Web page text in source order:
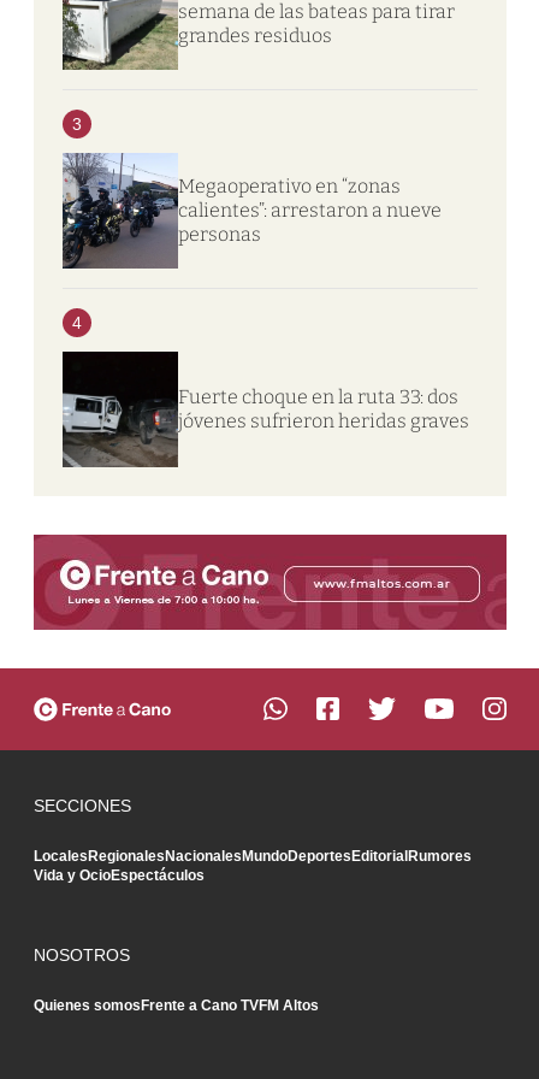
semana de las bateas para tirar
grandes residuos
3
Megaoperativo en “zonas
calientes”: arrestaron a nueve
personas
4
Fuerte choque en la ruta 33: dos
jóvenes sufrieron heridas graves
SECCIONES
LocalesRegionalesNacionalesMundoDeportesEditorialRumores
Vida y OcioEspectáculos
NOSOTROS
Quienes somosFrente a Cano TVFM Altos